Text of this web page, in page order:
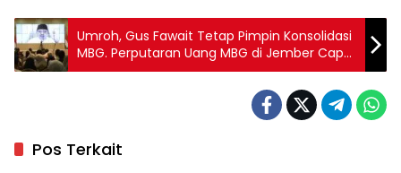
Umroh, Gus Fawait Tetap Pimpin Konsolidasi
MBG. Perputaran Uang MBG di Jember Capai
4 Triliun
Pos Terkait